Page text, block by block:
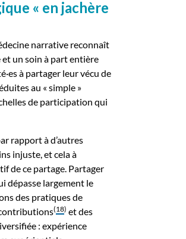
« en jachère
narrative reconnaît
et un soin à part entière
à partager leur vécu de
au « simple »
de participation qui
rapport à d’autres
injuste, et cela à
de ce partage. Partager
dépasse largement le
des pratiques de
(18) et des
: expérience